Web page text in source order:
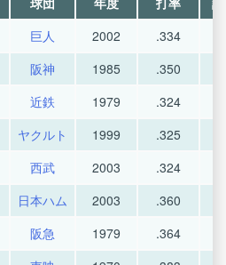
巨人 2002
.334
阪神 1985
.350
近鉄 1979
.324
ヤクルト 1999
.325
西武 2003
.324
日本ハム 2003
.360
阪急 1979
.364